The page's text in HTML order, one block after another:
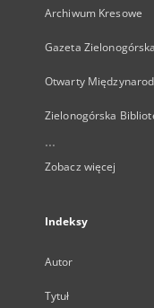
Archiwum Kresowe
Gazeta
Otwarty
Zielonogórska
...
Zobacz więcej
Indeksy
Autor
Tytuł